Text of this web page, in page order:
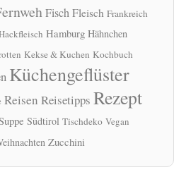
FischFleisch Frankreich
Hamburg Hähnchen
Kekse & Kuchen Kochbuch
Küchengeflüster
Reisen Reisetipps Rezept
Südtirol Tischdeko Vegan
Zucchini